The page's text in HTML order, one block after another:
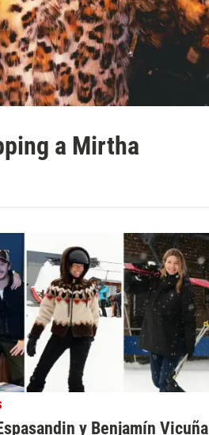
a Mirtha
y Benjamín Vicuña